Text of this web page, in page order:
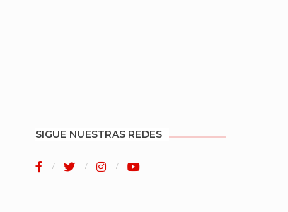
SIGUE NUESTRAS REDES